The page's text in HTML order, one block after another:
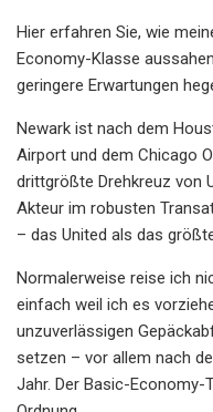
Hier erfahren Sie, wie
Economy-Klasse
geringere Erwartungen
Newark ist nach dem
Airport und dem Chicago
drittgrößte Drehkreuz von
Akteur im robusten
– das United als das
Normalerweise reise ich
einfach weil ich es
unzuverlässigen
setzen – vor allem nach
Jahr. Der Basic-